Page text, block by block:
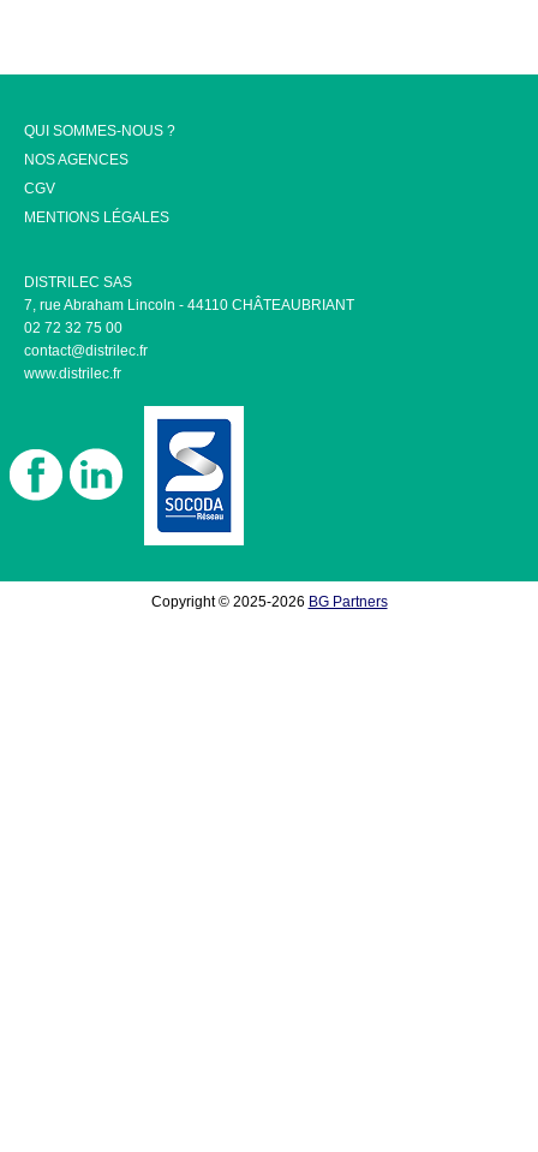
QUI SOMMES-NOUS ?
NOS AGENCES
CGV
MENTIONS LÉGALES
DISTRILEC SAS
7, rue Abraham Lincoln - 44110 CHÂTEAUBRIANT
02 72 32 75 00
contact@distrilec.fr
www.distrilec.fr
Copyright © 2025-2026 BG Partners